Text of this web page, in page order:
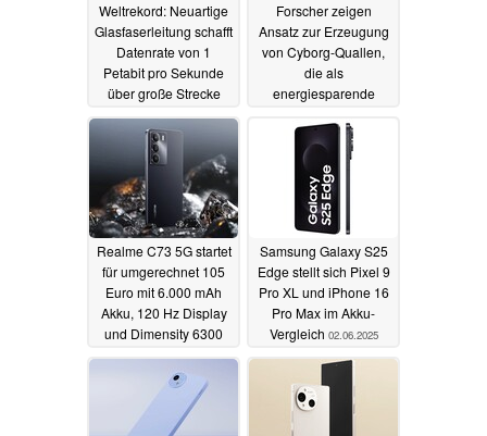
Weltrekord: Neuartige
Glasfaserleitung schafft
Datenrate von 1
Petabit pro Sekunde
über große Strecke
03.06.2025
Forscher zeigen
Ansatz zur Erzeugung
von Cyborg-Quallen,
die als
energiesparende
eingesetzt werden
könnten
02.06.2025
Realme C73 5G startet
für umgerechnet 105
Euro mit 6.000 mAh
Akku, 120 Hz Display
und Dimensity 6300
02.06.2025
Samsung Galaxy S25
Edge stellt sich Pixel 9
Pro XL und iPhone 16
Pro Max im Akku-
Vergleich 02.06.2025